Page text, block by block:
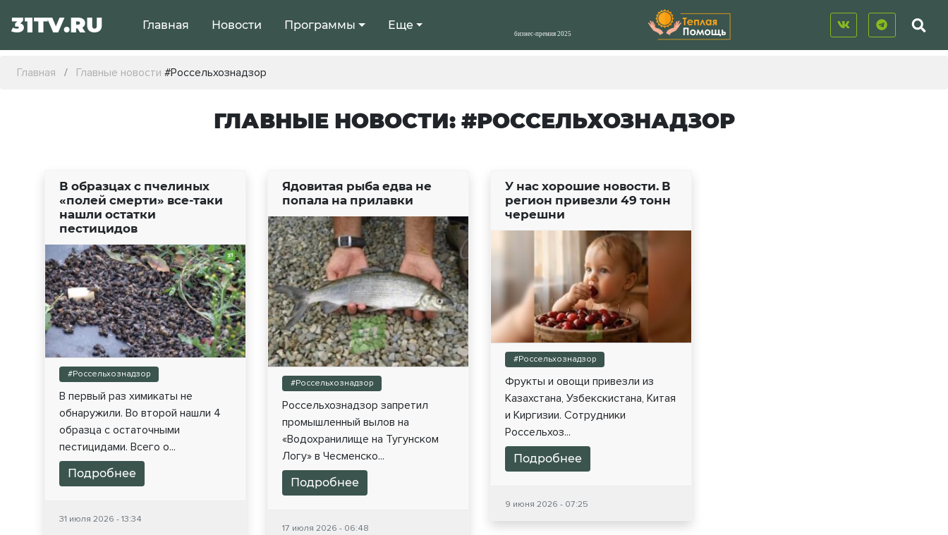
31TV.RU Главная Новости Программы Еще
Главная Главные новости #Россельхознадзор
ГЛАВНЫЕ НОВОСТИ: #РОССЕЛЬХОЗНАДЗОР
В образцах с пчелиных
«полей смерти» все-таки
нашли остатки
пестицидов
#Россельхознадзор
В первый раз химикаты не
обнаружили. Во второй нашли 4
образца с остаточными
пестицидами. Всего о...
Подробнее
31 июля 2026 - 13:34
Ядовитая рыба едва не
попала на прилавки
#Россельхознадзор
Россельхознадзор запретил
промышленный вылов на
«Водохранилище на Тугунском
Логу» в Чесменско...
Подробнее
17 июля 2026 - 06:48
У нас хорошие новости. В
регион привезли 49 тонн
черешни
#Россельхознадзор
Фрукты и овощи привезли из
Казахстана, Узбекскистана, Китая
и Киргизии. Сотрудники
Россельхоз...
Подробнее
9 июня 2026 - 07:25